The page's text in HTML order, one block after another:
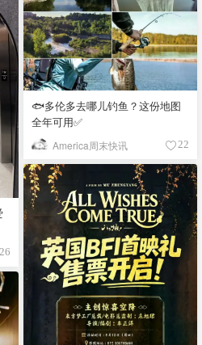
🐟多伦多去哪儿钓鱼？这份地图
全年可用✅
America周末快讯 22
26